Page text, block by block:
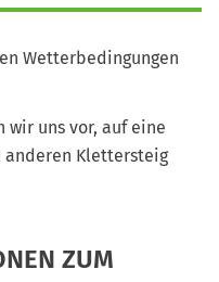
Wetterbedingungen
uns vor, auf eine
Klettersteig
ZUM